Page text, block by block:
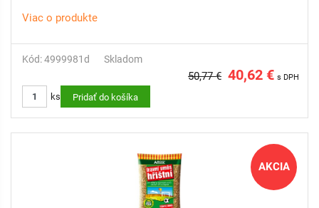
Viac o produkte
Kód: 4999981d Skladom
50,77 € 40,62 € s DPH
ks Pridať do košíka
AKCIA